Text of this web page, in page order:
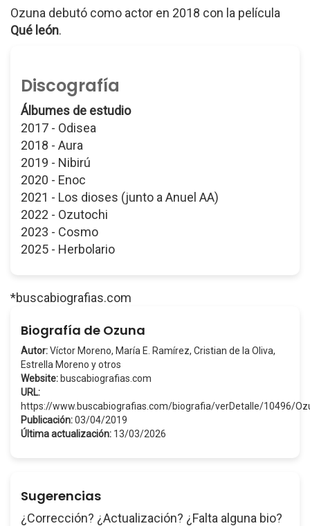
Ozuna debutó como actor en 2018 con la película
Qué león.
Discografía
Álbumes de estudio
2017 - Odisea
2018 - Aura
2019 - Nibirú
2020 - Enoc
2021 - Los dioses (junto a Anuel AA)
2022 - Ozutochi
2023 - Cosmo
2025 - Herbolario
*buscabiografias.com
Biografía de Ozuna
Autor:Víctor Moreno, María E. Ramírez, Cristian de la Oliva,
Estrella Moreno y otros
Website: buscabiografias.com
URL:
https://www.buscabiografias.com/biografia/verDetalle/10496/
Publicación:03/04/2019
Última actualización: 13/03/2026
Sugerencias
¿Corrección? ¿Actualización? ¿Falta alguna bio?